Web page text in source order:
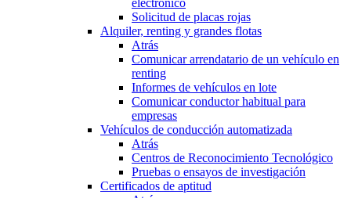
electrónico
Solicitud de placas rojas
Alquiler, renting y grandes flotas
Atrás
Comunicar arrendatario de un vehículo en
renting
Informes de vehículos en lote
Comunicar conductor habitual para
empresas
Vehículos de conducción automatizada
Atrás
Centros de Reconocimiento Tecnológico
Pruebas o ensayos de investigación
Certificados de aptitud